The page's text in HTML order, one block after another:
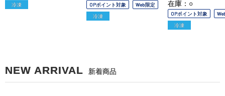
冷凍 OPポイント対象
Web限定
冷凍
在庫：○
OPポイント対象
冷凍
NEW ARRIVAL 新着商品